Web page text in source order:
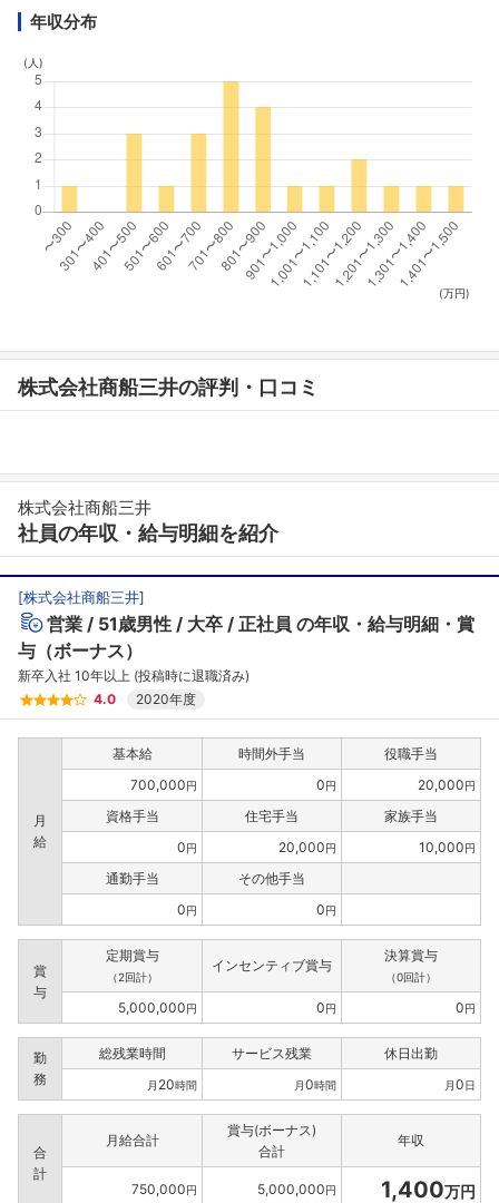
年収分布
(人)
(万円)
株式会社商船三井の評判・口コミ
株式会社商船三井
社員の年収・給与明細を紹介
[株式会社商船三井]
営業 51歳男性 大卒 正社員 の年収・給与明細・賞
与（ボーナス）
新卒入社 10年以上 (投稿時に退職済み)
4.0
2020年度
月
給
基本給 時間外手当
役職手当
700,000円 0円 20,000円
資格手当 住宅手当
家族手当
0円 20,000円 10,000円
通勤手当
その他手当
0円 0円
賞
与
定期賞与
（2回計）
インセンティブ賞与
決算賞与
（0回計）
5,000,000円 0円 0円
勤
務
総残業時間 サービス残業 休日出勤
月 20時間 月0時間 月0日
合
計
月給合計
賞与(ボーナス)
合計
年収
750,000円 5,000,000円 1,400万円